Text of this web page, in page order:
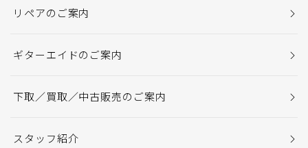
リペアのご案内
ギターエイドのご案内
下取／買取／中古販売のご案内
スタッフ紹介